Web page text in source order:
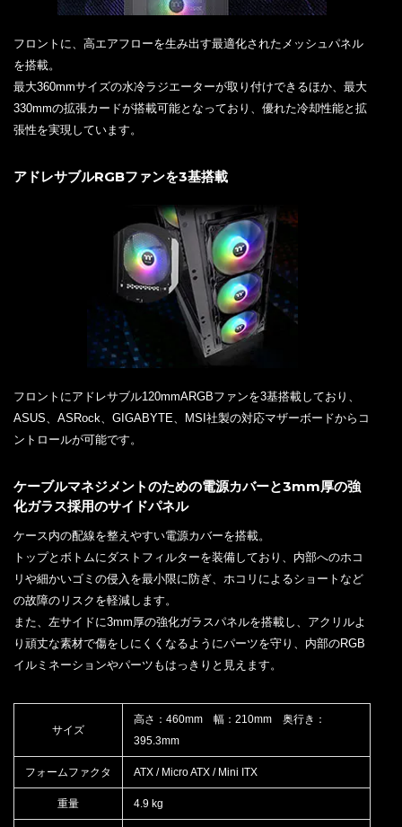
フロントに、高エアフローを生み出す最適化されたメッシュパネル
を搭載。
最大360mmサイズの水冷ラジエーターが取り付けできるほか、最大
330mmの拡張カードが搭載可能となっており、優れた冷却性能と拡
張性を実現しています。
アドレサブルRGBファンを3基搭載
フロントにアドレサブル120mmARGBファンを3基搭載しており、
ASUS、ASRock、GIGABYTE、MSI社製の対応マザーボードからコ
ントロールが可能です。
ケーブルマネジメントのための電源カバーと3mm厚の強
化ガラス採用のサイドパネル
ケース内の配線を整えやすい電源カバーを搭載。
トップとボトムにダストフィルターを装備しており、内部へのホコ
リや細かいゴミの侵入を最小限に防ぎ、ホコリによるショートなど
の故障のリスクを軽減します。
また、左サイドに3mm厚の強化ガラスパネルを搭載し、アクリルよ
り頑丈な素材で傷をしにくくなるようにパーツを守り、内部のRGB
イルミネーションやパーツもはっきりと見えます。
サイズ
高さ：460mm 幅：210mm 奥行き：
395.3mm
フォームファクタ ATX / Micro ATX / Mini ITX
重量 4.9 kg